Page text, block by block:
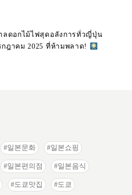
ลดอกไม้ไฟสุดอลังการทั่วญี่ปุ่น
กฎาคม 2025 ที่ห้ามพลาด!
일본문화 일본쇼핑
일본편의점 일본음식
도쿄맛집 도쿄